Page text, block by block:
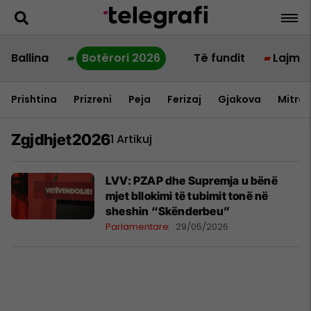
Ballina Botërori 2026 Të fundit Lajme
Prishtina Prizreni Peja Ferizaj Gjakova
Zgjdhjet20261 Artikuj
LVV: PZAP dhe Supremja u bënë
mjet bllokimi të tubimit tonë në
sheshin “Skënderbeu”
Parlamentare 29/05/2026